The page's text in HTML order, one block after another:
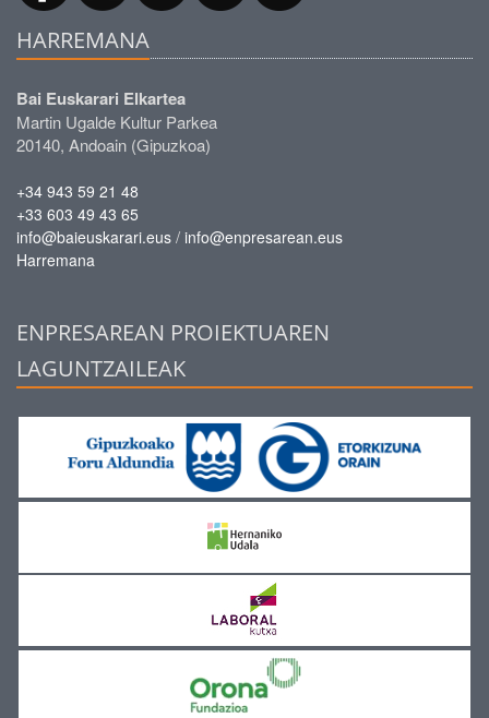
HARREMANA
Bai Euskarari Elkartea
Martin Ugalde Kultur Parkea
20140, Andoain (Gipuzkoa)
+34 943 59 21 48
+33 603 49 43 65
info@baieuskarari.eus / info@enpresarean.eus
Harremana
ENPRESAREAN PROIEKTUAREN
LAGUNTZAILEAK